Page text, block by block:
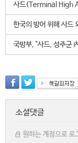
사드(Terminal High
한국의 방어 위해 사드
국방부, "사드, 성주군
소셜댓글
원하는 계정으로 로